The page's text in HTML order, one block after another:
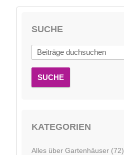
SUCHE
SUCHE
KATEGORIEN
Alles über Gartenhäuser (72)